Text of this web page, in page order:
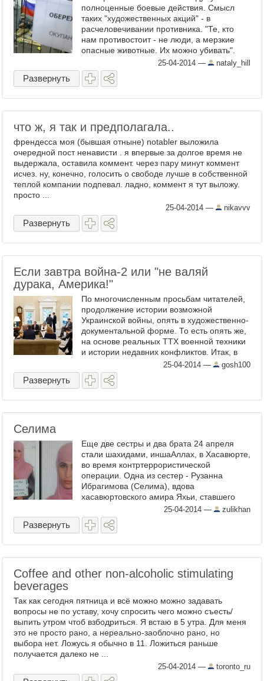
полноценные боевые действия. Смысл
таких "художественных акций" - в
расчеловечивании противника. "Те, кто
нам противостоит - не люди, а мерзкие
опасные животные. Их можно убивать".
Оригинал взят у tor85 в Русофобия в Киеве
В Киеве состоялось ...
25-04-2014 — nataly_hill
Развернуть
что ж, я так и предполагала..
френдесса моя (бывшая отныне) notabler выложила
очередной пост ненависти . я впервые за долгое время не
выдержала, оставила коммент. через пару минут коммент
исчез. ну, конечно, голосить о свободе лучше в собственной
теплой компании подпевал. ладно, коммент я тут выложу.
просто ...
25-04-2014 — nikavvv
Развернуть
Если завтра война-2 или "не валяй
дурака, Америка!"
По многочисленным просьбам читателей,
продолжение истории возможной
Украинской войны, опять в художественно-
документальной форме. То есть опять же,
на основе реальных ТТХ военной техники
и истории недавних конфликтов. Итак, в
прошлой части мы оставили нашего
киевского резервиста, ...
25-04-2014 — gosh100
Развернуть
Селима
Еще две сестры и два брата 24 апреля
стали шахидами, иншаАллах, в Хасавюрте,
во время контртеррористической
операции. Одна из сестер - Рузанна
Ибрагимова (Селима), вдова
хасавюртовского амира Яхьи, ставшего
шахидом месяц назад. Когда силовики
окружили дом, Селима, на последнем ...
25-04-2014 — zulikhan
Развернуть
Coffee and other non-alcoholic stimulating
beverages
Так как сегодня пятница и всё можно можно задавать
вопросы не по уставу, хочу спросить чего можно съесть/
выпить утром чтоб взбодриться. Я встаю в 5 утра. Для меня
это не просто рано, а нереально-заоблочно рано, но
выбора нет. Ложусь я обычно в 11. Ложиться раньше
получается далеко не ...
25-04-2014 — toronto_ru